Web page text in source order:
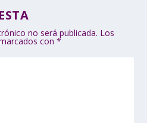
no será publicada. Los
con*